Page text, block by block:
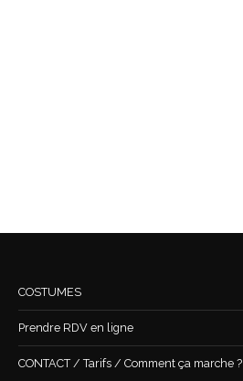
COSTUMES
Prendre RDV en ligne
CONTACT / Tarifs / Comment ça marche ?